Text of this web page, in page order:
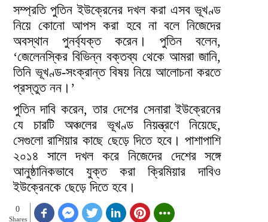
সম্প্রতি পুতিন ইউক্রেনের দখল করা এসব ভূখণ্ড
নিয়ে কোনো আপস করা হবে না বলে নিজেদের
অবস্থান পুনর্ব্যক্ত করেন। পুতিন বলেন,
‘জেলেনস্কির বিভিন্ন বক্তব্য থেকে আমরা জানি,
তিনি ভূখণ্ড-সংক্রান্ত বিষয় নিয়ে আলোচনা করতে
প্রস্তুত নন।’
পুতিন দাবি করেন, তার দেশের সেনারা ইউক্রেনের
যে চারটি অঞ্চলের ভূখণ্ড নিয়ন্ত্রণে নিয়েছে,
সেগুলো রাশিয়ার কাছে ছেড়ে দিতে হবে। পাশাপাশি
২০১৪ সালে দখল করে নিজেদের দেশের সঙ্গে
আনুষ্ঠানিকভাবে যুক্ত করা ক্রিমিয়ার দাবিও
ইউক্রেনকে ছেড়ে দিতে হবে।
0
Shares